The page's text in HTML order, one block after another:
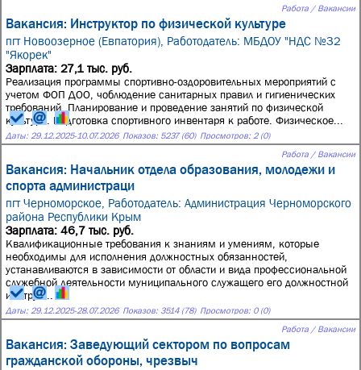
Работа / Вакансии
Вакансия: Инструктор по физической культуре
пгт Новоозерное (Евпатория), Работодатель: МБДОУ "НДС №32
"Якорек"
Зарплата: 27,1 тыс. руб.
Реализация программы спортивно-оздоровительных мероприятий с
учетом ФОП ДОО, чоблюдение санитарных правил и гигиенических
требований. Планирование и проведение занятий по физической
культуре. Подготовка спортивного инвентаря к работе. Физическое...
Даты: 29.12.2025-10.07.2026 Показов: 5237 (60) Просмотров: 2 (0)
Работа / Вакансии
Вакансия: Начальник отдела образования, молодежи и
спорта администраци
пгт Черноморское, Работодатель: Администрация Черноморского
района Республики Крым
Зарплата: 46,7 тыс. руб.
Квалификационные требования к знаниям и умениям, которые
необходимы для исполнения должностных обязанностей,
устанавливаются в зависимости от области и вида профессиональной
служебной деятельности муниципального служащего его должностной
инструк...
Даты: 29.12.2025-28.07.2026 Показов: 3514 (78) Просмотров: 0 (0)
Работа / Вакансии
Вакансия: Заведующий сектором по вопросам
гражданской обороны, чрезвыч